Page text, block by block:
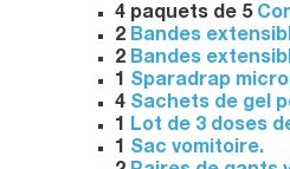
4 paquets de 5
2 Bandes
2 Bandes
1 Sparadrap
4 Sachets de gel
1 Lot de 3 doses
1 Sac vomitoire.